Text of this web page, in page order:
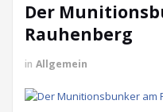
Der
Rauhenberg
in Allgemein